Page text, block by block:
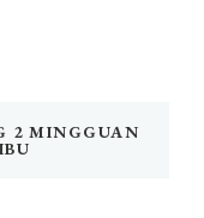
2 MINGGUAN